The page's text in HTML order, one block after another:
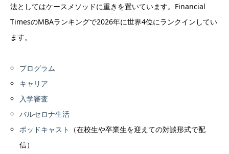
法としてはケースメソッドに重きを置いています。Financial
TimesのMBAランキングで2026年に世界4位にランクインしてい
ます。
プログラム
キャリア
入学審査
バルセロナ生活
ポッドキャスト
（在校生や卒業生を迎えての対談形式で配
信）